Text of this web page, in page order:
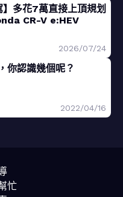
】多花7萬直接上頂規划
CR-V e:HEV
2026/07/24
你認識幾個呢？
2022/04/16
忙